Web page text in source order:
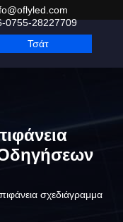
0755-28227709
Τσάτ
σχεδιάγραμμα